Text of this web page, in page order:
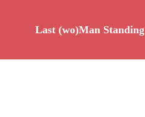
Last (wo)Man Standing